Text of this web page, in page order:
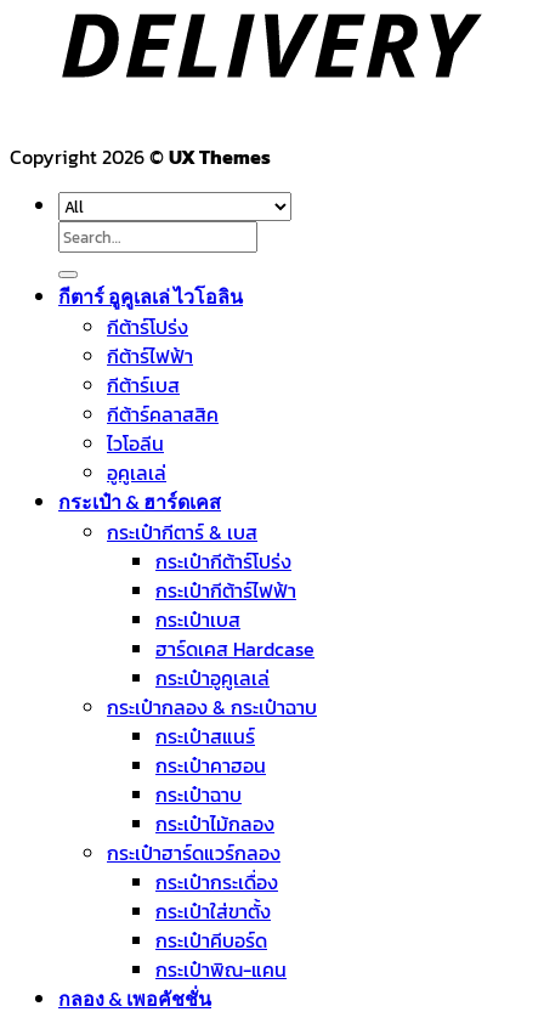
Copyright 2026 ©UX Themes
Search
for:
กีตาร์ อูคูเลเล่ ไวโอลิน
กีต้าร์โปร่ง
กีต้าร์ไฟฟ้า
กีต้าร์เบส
กีต้าร์คลาสสิค
ไวโอลีน
อูคูเลเล่
กระเป๋า & ฮาร์ดเคส
กระเป๋ากีตาร์ & เบส
กระเป๋ากีต้าร์โปร่ง
กระเป๋ากีต้าร์ไฟฟ้า
กระเป๋าเบส
ฮาร์ดเคส Hardcase
กระเป๋าอูคูเลเล่
กระเป๋ากลอง & กระเป๋าฉาบ
กระเป๋าสแนร์
กระเป๋าคาฮอน
กระเป๋าฉาบ
กระเป๋าไม้กลอง
กระเป๋าฮาร์ดแวร์กลอง
กระเป๋ากระเดื่อง
กระเป๋าใส่ขาตั้ง
กระเป๋าคีบอร์ด
กระเป๋าพิณ-แคน
กลอง & เพอคัชชั่น